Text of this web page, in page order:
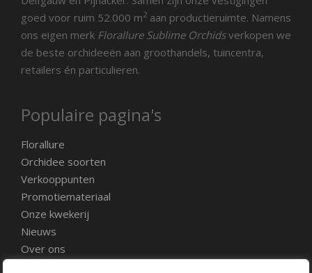
goed voor ruim 52.000 m2 aan productieruimte. Namens
ons eigen merk Florallure Sublime Orchidsverkopen we
de beste orchideeën aan groothandels, tuincentra,
retailers én particulieren.
Populaire pagina's
Florallure
Orchidee soorten
Verkooppunten
Promotiemateriaal
Onze kwekerij
Nieuws
Over ons